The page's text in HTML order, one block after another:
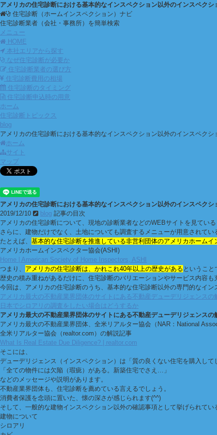
アメリカの住宅診断における基本的なインスペクション以外のインスペクシ
住宅診断（ホームインスペクション）ナビ
住宅診断業者（会社・事務所）を簡単検索
メニュー
HOME
本社エリアから探す
なぜ住宅診断が必要か
住宅診断業者の選び方
住宅診断費用の相場
住宅診断のタイミング
住宅診断申込時の用意
ホーム
住宅診断トピックス
blog
アメリカの住宅診断における基本的なインスペクション以外のインスペクシ
ホーム
サイト
マップ
アメリカの住宅診断における基本的なインスペクション以外のインスペクシ
2019/12/10
blog 記事の目次
アメリカの住宅診断について、現地の診断業者などのWEBサイトを見てい
さらに、建物だけでなく、土地についても調査するメニューが用意されてい
たとえば、 基本的な住宅診断を推進している非営利団体のアメリカホーム
アメリカホームインスペクター協会(ASHI)
Home | American Society of Home Inspectors, ASHI
つまり、 アメリカの住宅診断は、かれこれ40年以上の歴史がある ということ
歴史の積み重ねがあるだけに、住宅診断のバリエーションやサービス内容
今回は、アメリカの住宅診断のうち、基本的な住宅診断以外の専門的なイ
アメリカ最大の不動産業界団体のサイトにある不動産デューデリジェンスの
日本でシロアリの調査をしたい場合はどうするか
アメリカ最大の不動産業界団体のサイトにある不動産デューデリジェンスの
アメリカ最大の不動産業界団体、全米リアルター協会（NAR：National
全米リアルター協会（realtor.com）の解説記事
What Is Real Estate Due Diligence? | realtor.com
そこには、
デューデリジェンス（インスペクション）は「質の良くない住宅を購入し
「全ての物件には欠陥（瑕疵）がある。新築住宅でさえ…」
などのメッセージや説明があります。
不動産業界団体も、住宅診断を薦めている言えるでしょう。
消費者保護を念頭に置いた、懐の深さが感じられます(^^)
そして、一般的な建物インスペクション以外の確認事項として挙げられて
建物について
シロアリ